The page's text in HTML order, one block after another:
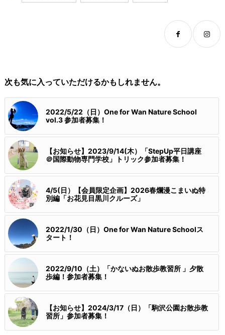
次も気に入っていただけるかもしれません。
2022/5/22（日）One for Wan Nature School
vol.3 参加者募集！
【お知らせ】2023/9/14(木）「StepUp平日講座
＠国際動物専門学校」トリック参加者募集！
4/5(日）【会員限定企画】2026春爛漫こまいぬ特
別編「お花見目黒川クルーズ」
2022/1/30（日）One for Wan Nature Schoolス
タート！
2022/9/10（土）「かないぬお散歩教習所 」夕散
歩編！参加者募集！
【お知らせ】2024/3/17（日）「駒沢公園お散歩教
習所」参加者募集！